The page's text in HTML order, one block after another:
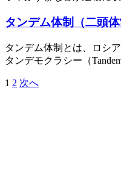
タンデム体制（二頭体
タンデム体制とは、ロシ
タンデモクラシー（
投
1 2 次へ